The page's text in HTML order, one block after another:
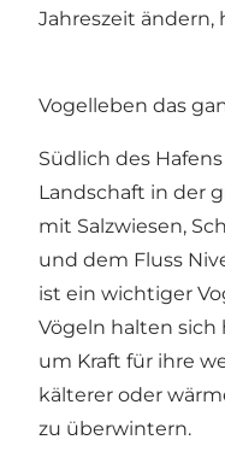
Jahreszeit ändern,
Vogelleben das
Südlich des
Landschaft in der
mit Salzwiesen,
und dem Fluss
ist ein wichtiger
Vögeln halten sich
um Kraft für ihre
kälterer oder
zu überwintern.